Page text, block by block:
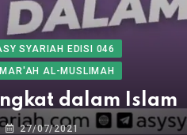
SYARIAH EDISI 046
AL-MUSLIMAH
dalam Islam
27/07/2021